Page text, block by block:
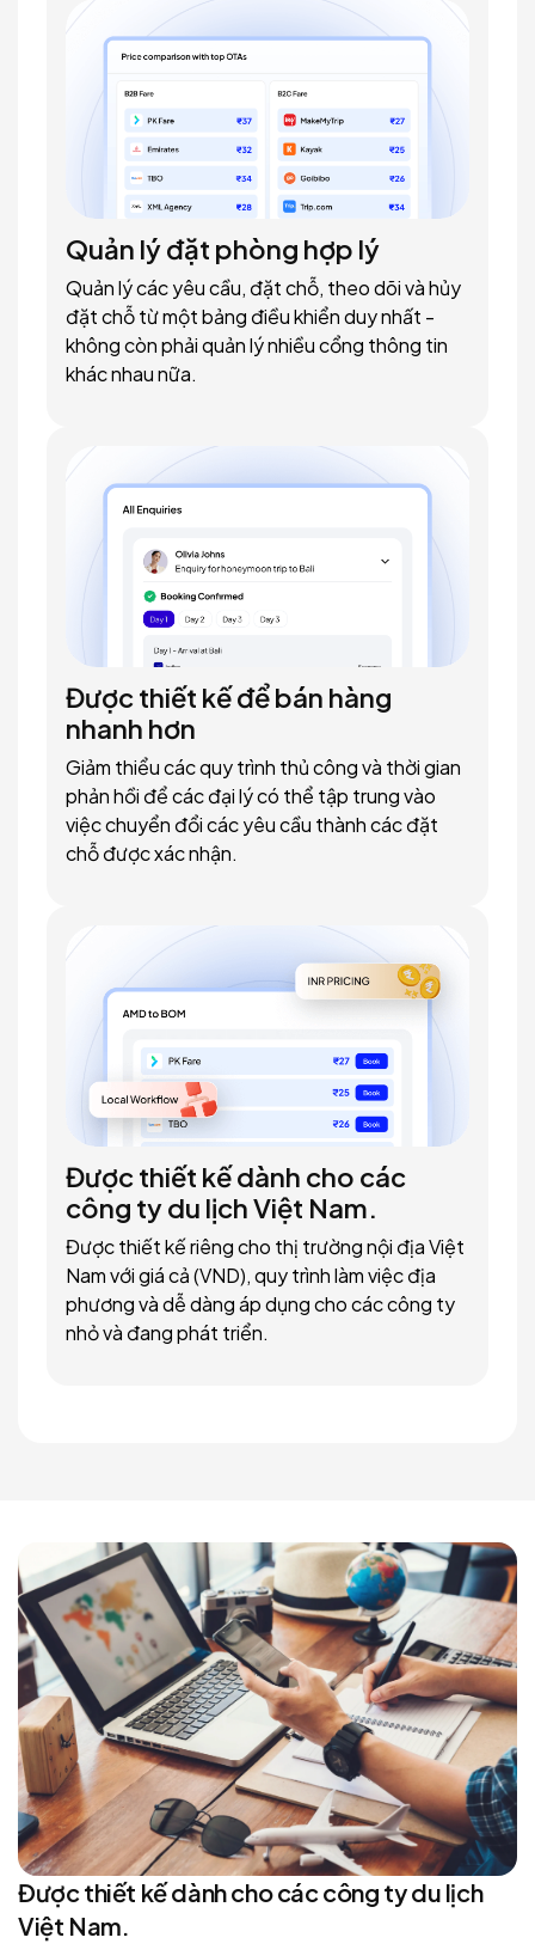
Quản lý đặt phòng hợp lý
Quản lý các yêu cầu, đặt chỗ, theo dõi và hủy
đặt chỗ từ một bảng điều khiển duy nhất -
không còn phải quản lý nhiều cổng thông tin
khác nhau nữa.
Được thiết kế để bán hàng
nhanh hơn
Giảm thiểu các quy trình thủ công và thời gian
phản hồi để các đại lý có thể tập trung vào
việc chuyển đổi các yêu cầu thành các đặt
chỗ được xác nhận.
Được thiết kế dành cho các
công ty du lịch Việt Nam.
Được thiết kế riêng cho thị trường nội địa Việt
Nam với giá cả (VND), quy trình làm việc địa
phương và dễ dàng áp dụng cho các công ty
nhỏ và đang phát triển.
Được thiết kế dành cho các công ty du lịch
Việt Nam.